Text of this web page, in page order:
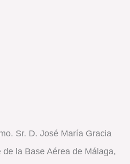
Sr. D. José María Gracia
la Base Aérea de Málaga,